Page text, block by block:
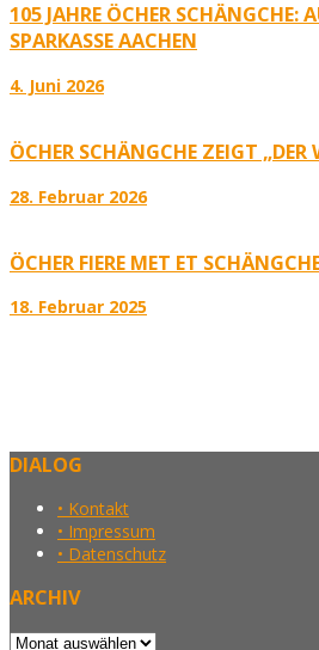
105 JAHRE ÖCHER SCHÄNGCHE:
SPARKASSE AACHEN
4. Juni 2026
ÖCHER SCHÄNGCHE ZEIGT „DER
28. Februar 2026
ÖCHER FIERE MET ET
18. Februar 2025
DIALOG
• Kontakt
• Impressum
• Datenschutz
ARCHIV
Archiv